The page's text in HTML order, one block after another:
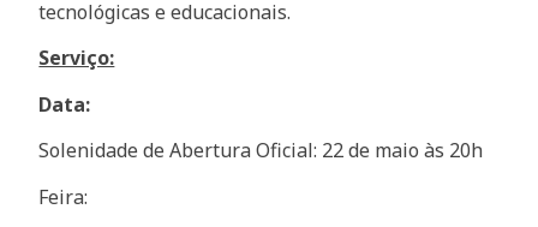
tecnológicas e educacionais.
Serviço:
Data:
Solenidade de Abertura Oficial: 22 de maio às 20h
Feira: